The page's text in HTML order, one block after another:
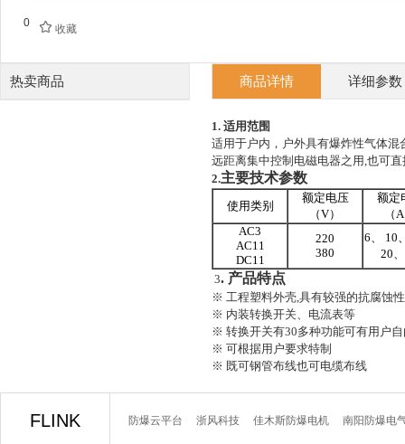
0  收藏
热卖商品 商品详情 详细参数
1. 适用范围
适用于户内，户外具有爆炸性气体
远距离集中控制电磁电器之用,也可
2.主要技术参数
使用类别
额定电压
（V）
额定
（
AC3
AC11
DC11
220
380
6、 10
20
3. 产品特点
※ 工程塑料外壳,具有较强的抗腐蚀性
※ 内装转换开关、电流表等
※ 转换开关有30多种功能可有用户
※ 可根据用户要求特制
※ 既可钢管布线也可电缆布线
FLINK 防爆云平台 浙风科技 佳木斯防爆电机 南阳防爆电